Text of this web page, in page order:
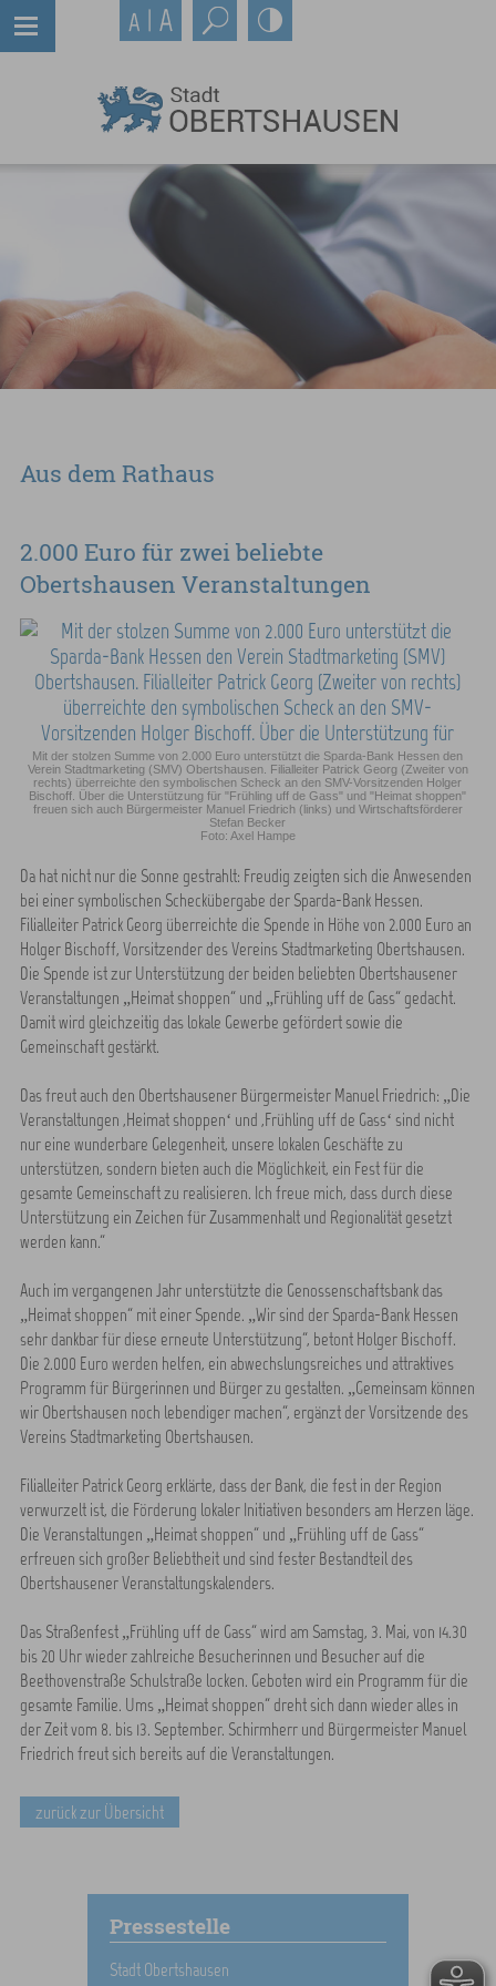
Aus dem Rathaus
2.000 Euro für zwei beliebte
Obertshausen Veranstaltungen
Mit der stolzen Summe von 2.000 Euro unterstützt die Sparda-Bank Hessen den
Verein Stadtmarketing (SMV) Obertshausen. Filialleiter Patrick Georg (Zweiter von
rechts) überreichte den symbolischen Scheck an den SMV-Vorsitzenden Holger
Bischoff. Über die Unterstützung für "Frühling uff de Gass" und "Heimat shoppen"
freuen sich auch Bürgermeister Manuel Friedrich (links) und Wirtschaftsförderer
Stefan Becker
Foto: Axel Hampe
Da hat nicht nur die Sonne gestrahlt: Freudig zeigten sich die Anwesenden
bei einer symbolischen Scheckübergabe der Sparda-Bank Hessen.
Filialleiter Patrick Georg überreichte die Spende in Höhe von 2.000 Euro an
Holger Bischoff, Vorsitzender des Vereins Stadtmarketing Obertshausen.
Die Spende ist zur Unterstützung der beiden beliebten Obertshausener
Veranstaltungen „Heimat shoppen“ und „Frühling uff de Gass“ gedacht.
Damit wird gleichzeitig das lokale Gewerbe gefördert sowie die
Gemeinschaft gestärkt.
Das freut auch den Obertshausener Bürgermeister Manuel Friedrich: „Die
Veranstaltungen ,Heimat shoppen‘ und ,Frühling uff de Gass‘ sind nicht
nur eine wunderbare Gelegenheit, unsere lokalen Geschäfte zu
unterstützen, sondern bieten auch die Möglichkeit, ein Fest für die
gesamte Gemeinschaft zu realisieren. Ich freue mich, dass durch diese
Unterstützung ein Zeichen für Zusammenhalt und Regionalität gesetzt
werden kann.“
Auch im vergangenen Jahr unterstützte die Genossenschaftsbank das
„Heimat shoppen“ mit einer Spende. „Wir sind der Sparda-Bank Hessen
sehr dankbar für diese erneute Unterstützung“, betont Holger Bischoff.
Die 2.000 Euro werden helfen, ein abwechslungsreiches und attraktives
Programm für Bürgerinnen und Bürger zu gestalten. „Gemeinsam können
wir Obertshausen noch lebendiger machen“, ergänzt der Vorsitzende des
Vereins Stadtmarketing Obertshausen.
Filialleiter Patrick Georg erklärte, dass der Bank, die fest in der Region
verwurzelt ist, die Förderung lokaler Initiativen besonders am Herzen läge.
Die Veranstaltungen „Heimat shoppen“ und „Frühling uff de Gass“
erfreuen sich großer Beliebtheit und sind fester Bestandteil des
Obertshausener Veranstaltungskalenders.
Das Straßenfest „Frühling uff de Gass“ wird am Samstag, 3. Mai, von 14.30
bis 20 Uhr wieder zahlreiche Besucherinnen und Besucher auf die
Beethovenstraße Schulstraße locken. Geboten wird ein Programm für die
gesamte Familie. Ums „Heimat shoppen“ dreht sich dann wieder alles in
der Zeit vom 8. bis 13. September. Schirmherr und Bürgermeister Manuel
Friedrich freut sich bereits auf die Veranstaltungen.
zurück zur Übersicht
Pressestelle
Stadt Obertshausen